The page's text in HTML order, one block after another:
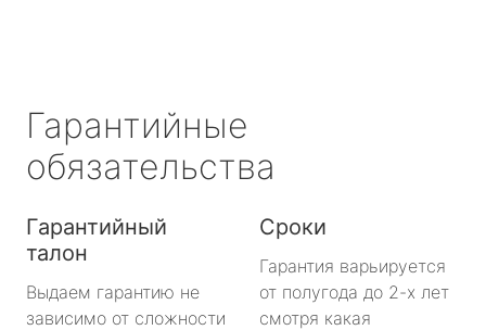
Гарантийные
обязательства
Гарантийный
талон
Выдаем гарантию не
зависимо от сложности
Сроки
Гарантия варьируется
от полугода до 2-х лет
смотря какая